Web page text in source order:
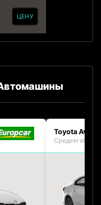
ЦЕНУ
Toyota